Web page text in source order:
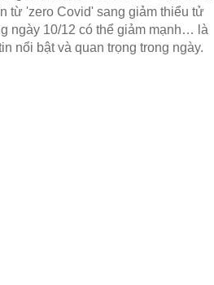
từ 'zero Covid' sang giảm thiểu tử
ngày 10/12 có thể giảm mạnh… là
nổi bật và quan trọng trong ngày.